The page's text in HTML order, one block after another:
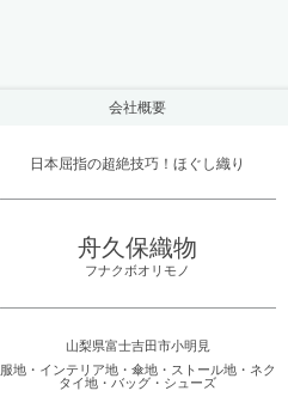
会社概要
日本屈指の超絶技巧！ほぐし織り
舟久保織物
フナクボオリモノ
山梨県富士吉田市小明見
服地・ インテリア地・ 傘地・ ストール地・ ネク
タイ地 ・バッグ・シューズ